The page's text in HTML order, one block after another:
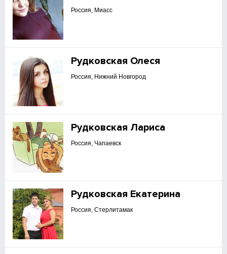
Россия, Миасс
Рудковская Олеся
Россия, Нижний Новгород
Рудковская Лариса
Россия, Чапаевск
Рудковская Екатерина
Россия, Стерлитамак